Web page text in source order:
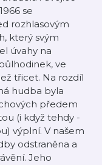
se
rozhlasovým
který svým
úvahy na
ve
třicet. Na rozdíl
hudba byla
předem
(i když tehdy -
výplní. V našem
odstraněna a
Jeho